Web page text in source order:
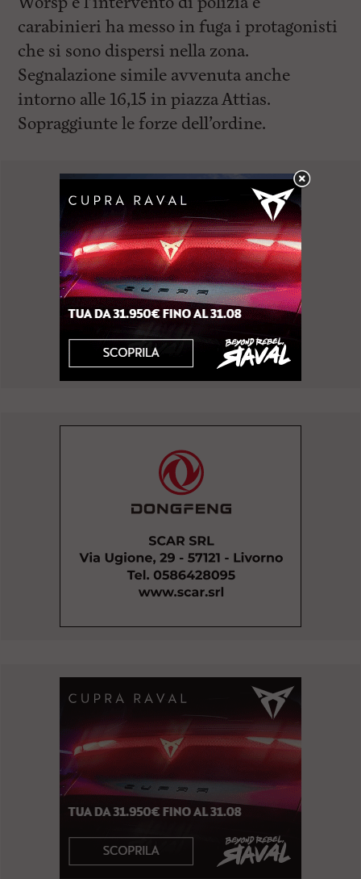
carabinieri ha messo in fuga i protagonisti
che si sono dispersi nella zona.
Segnalazione simile avvenuta anche
intorno alle 16,15 in piazza Attias.
Sopraggiunte le forze dell’ordine.